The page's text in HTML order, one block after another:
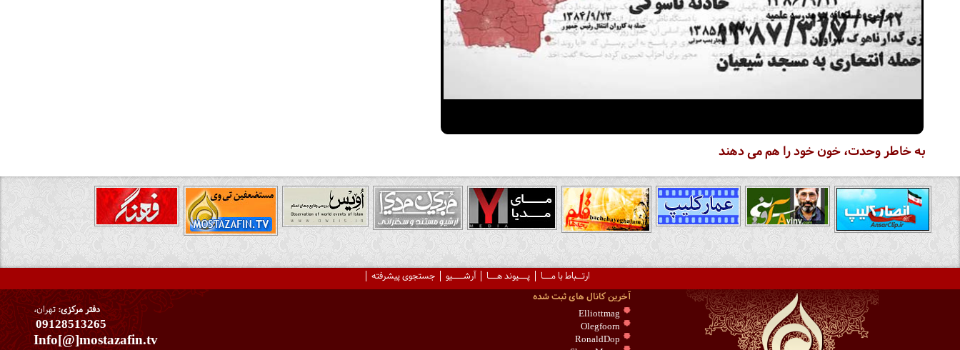
به خاطر وحدت، خون خود را هم می دهند
ارتــباط با مـــا پـــیوند هـــا آرشــــیو جستجوی پیشرفته
دفتر مرکزی:تهران،
09128513265
Info[@]mostazafin.tv
آخرین کانال های ثبت شده
Elliottmag
Olegfoorn
RonaldDop